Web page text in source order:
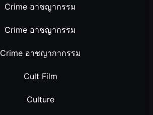
Crime อาชญากรรม
Crime อาชญากรรม
Crime อาชญากากรรม
Cult Film
Culture